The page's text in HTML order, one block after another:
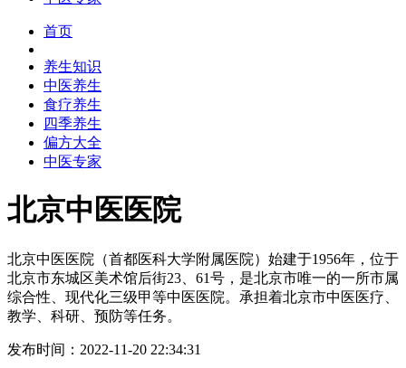
首页
养生知识
中医养生
食疗养生
四季养生
偏方大全
中医专家
北京中医医院
北京中医医院（首都医科大学附属医院）始建于1956年，位于
北京市东城区美术馆后街23、61号，是北京市唯一的一所市属
综合性、现代化三级甲等中医医院。承担着北京市中医医疗、
教学、科研、预防等任务。
发布时间：2022-11-20 22:34:31